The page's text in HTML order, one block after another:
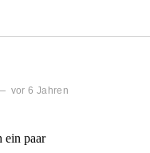
vor 6 Jahren
ein paar